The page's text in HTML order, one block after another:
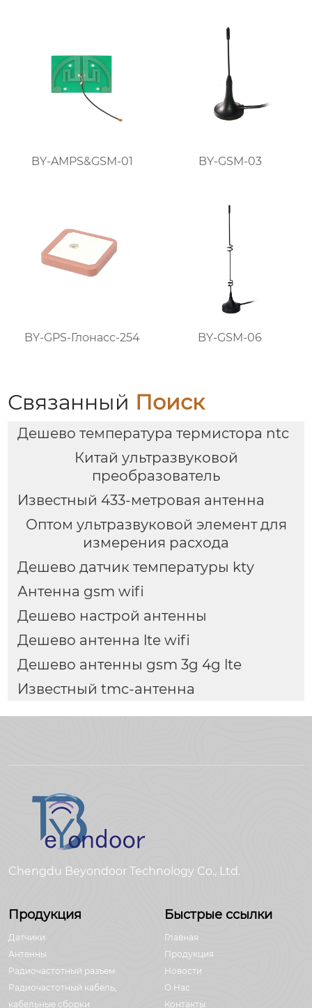
BY-AMPS&GSM-01 BY-GSM-03
BY-GPS-Глонасс-254 BY-GSM-06
Связанный Поиск
Дешево температура термистора ntc
Китай ультразвуковой
преобразователь
Известный 433-метровая антенна
Оптом ультразвуковой элемент для
измерения расхода
Дешево датчик температуры kty
Антенна gsm wifi
Дешево настрой антенны
Дешево антенна lte wifi
Дешево антенны gsm 3g 4g lte
Известный tmc-антенна
Chengdu Beyondoor Technology Co., Ltd.
Продукция
Датчики
Антенны
Радиочастотный разъем
Радиочастотный кабель,
кабельные сборки
Быстрые ссылки
Главная
Продукция
Новости
О Hас
Контакты